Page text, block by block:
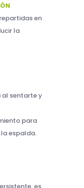
en
la
al sentarte y
para
espalda.